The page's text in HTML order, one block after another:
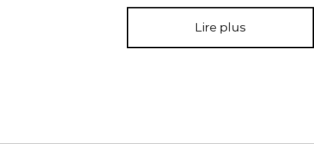
Lire plus